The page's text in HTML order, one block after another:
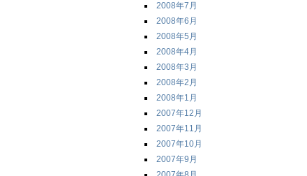
2008年7月
2008年6月
2008年5月
2008年4月
2008年3月
2008年2月
2008年1月
2007年12月
2007年11月
2007年10月
2007年9月